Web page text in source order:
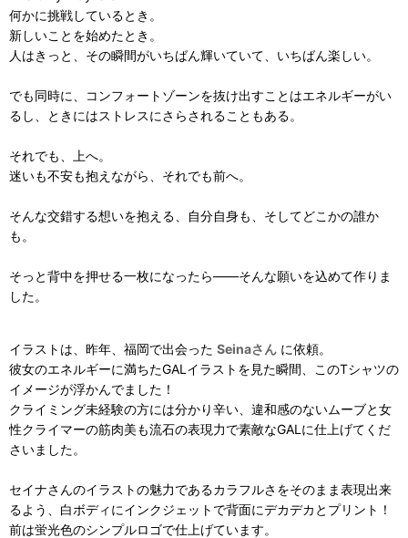
何かに挑戦しているとき。
新しいことを始めたとき。
人はきっと、その瞬間がいちばん輝いていて、いちばん楽しい。
でも同時に、コンフォートゾーンを抜け出すことはエネルギーがい
るし、ときにはストレスにさらされることもある。
それでも、上へ。
迷いも不安も抱えながら、それでも前へ。
そんな交錯する想いを抱える、自分自身も、そしてどこかの誰か
も。
そっと背中を押せる一枚になったら――そんな願いを込めて作りま
した。
イラストは、昨年、福岡で出会った Seinaさん に依頼。
彼女のエネルギーに満ちたGALイラストを見た瞬間、このTシャツの
イメージが浮かんでました！
クライミング未経験の方には分かり辛い、違和感のないムーブと女
性クライマーの筋肉美も流石の表現力で素敵なGALに仕上げてくだ
さいました。
セイナさんのイラストの魅力であるカラフルさをそのまま表現出来
るよう、白ボディにインクジェットで背面にデカデカとプリント！
前は蛍光色のシンプルロゴで仕上げています。